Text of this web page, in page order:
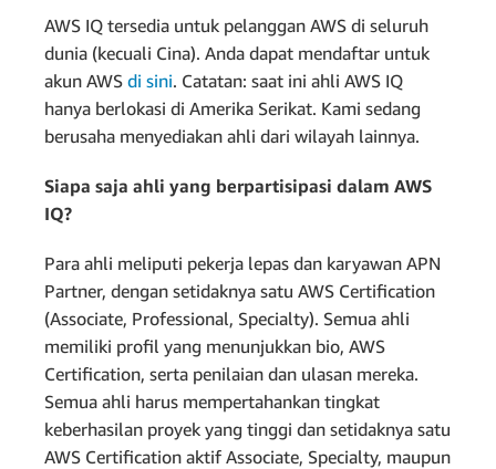
AWS IQ tersedia untuk pelanggan AWS di seluruh
dunia (kecuali Cina). Anda dapat mendaftar untuk
akun AWS di sini. Catatan: saat ini ahli AWS IQ
hanya berlokasi di Amerika Serikat. Kami sedang
berusaha menyediakan ahli dari wilayah lainnya.
Siapa saja ahli yang berpartisipasi dalam AWS
IQ?
Para ahli meliputi pekerja lepas dan karyawan APN
Partner, dengan setidaknya satu AWS Certification
(Associate, Professional, Specialty). Semua ahli
memiliki profil yang menunjukkan bio, AWS
Certification, serta penilaian dan ulasan mereka.
Semua ahli harus mempertahankan tingkat
keberhasilan proyek yang tinggi dan setidaknya satu
AWS Certification aktif Associate, Specialty, maupun